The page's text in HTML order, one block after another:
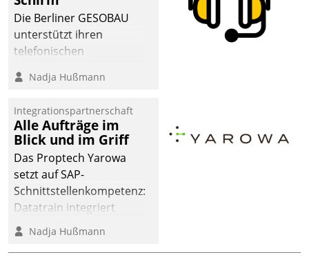
dafür ein Team
bestehend aus
Wohnungsunternehmen
und PropTech.
Die Berliner GESOBAU
unterstützt ihren
telefonischen
digitalen Cockpit, das
passende Fragen und
Schlagworte auswirft.
Eine intuitive
Dialogführung ermöglicht
dem externen
Serviceteam, Anrufe von
Mietenden zügiger und
effizienter zu bearbeiten.
Nadja Hußmann
Integrationspartnerschaft
Alle Aufträge im
Blick und im Griff
Das Proptech Yarowa
setzt auf SAP-
Schnittstellenkompetenz:
Datatrain integriert
Yarowas Portal zur
Vergabe und Verwaltung
von Aufträgen der
Nadja Hußmann